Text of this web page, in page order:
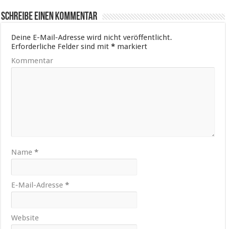
Schreibe einen Kommentar
Deine E-Mail-Adresse wird nicht veröffentlicht.
Erforderliche Felder sind mit* markiert
Kommentar
Name*
E-Mail-Adresse*
Website